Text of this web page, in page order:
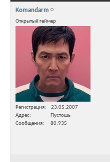
Komandarm
Открытый геймер
Регистрация
23.05.2007
Адрес
Пустошь
Сообщения
80,935